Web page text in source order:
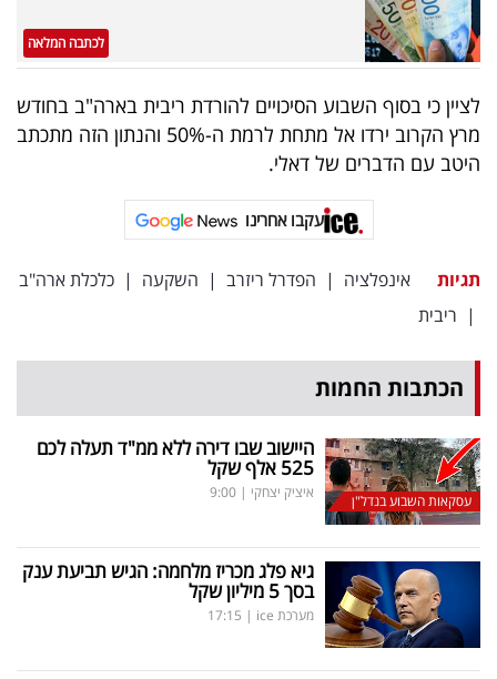
פרסמו
באייס
עקבו
אחרינו:
לכתבה המלאה
לציין כי בסוף השבוע הסיכויים להורדת ריבית בארה"ב בחודש
מרץ הקרוב ירדו אל מתחת לרמת ה-50% והנתון הזה מתכתב
היטב עם הדברים של דאלי.
עקבו אחרינו
תגיות אינפלציה | הפדרל ריזרב | השקעה | כלכלת ארה"ב
| ריבית
הכתבות החמות
עסקאות השבוע בנדל"ן
היישוב שבו דירה ללא ממ"ד תעלה לכם
525 אלף שקל
איציק יצחקי |
9:00
גיא פלג מכריז מלחמה: הגיש תביעת ענק
בסך 5 מיליון שקל
מערכת ice |
17:15